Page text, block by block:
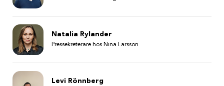
Natalia Rylander
Pressekreterare hos Nina Larsson
Levi Rönnberg